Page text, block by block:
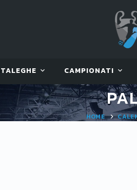
CAMPIONATI
HOME